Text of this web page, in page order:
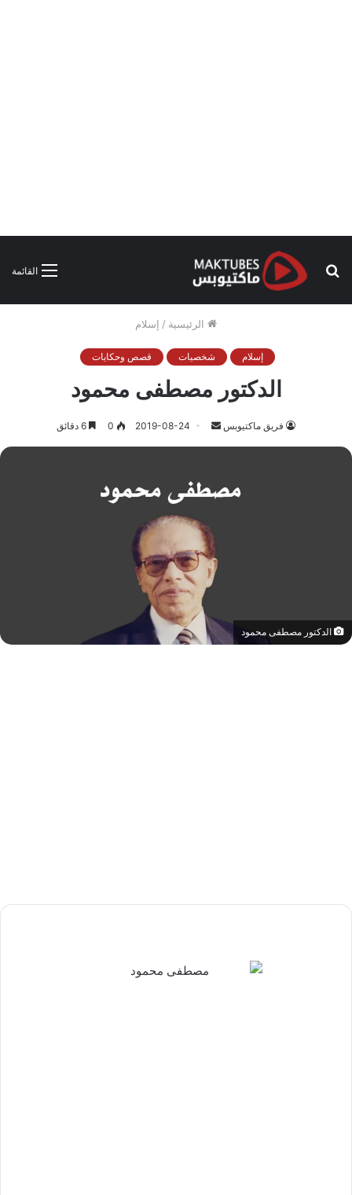
القائمة
بحث
الرئيسية / إسلام
إسلام شخصيات قصص وحكايات
الدكتور مصطفى محمود
فريق ماكتيوبس
أرسل 2019-08-24
0
الدكتور مصطفى محمود